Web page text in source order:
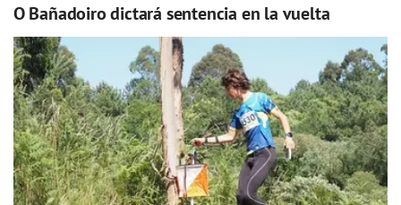
O Bañadoiro dictará sentencia en la vuelta